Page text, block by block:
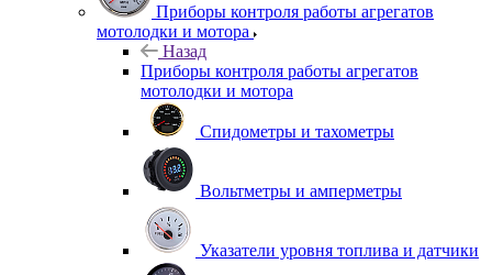
Приборы контроля работы агрегатов
мотолодки и мотора
Назад
Приборы контроля работы агрегатов
мотолодки и мотора
Спидометры и тахометры
Вольтметры и амперметры
Указатели уровня топлива и датчики